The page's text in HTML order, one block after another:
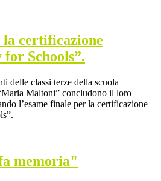
la certificazione
Schools”.
delle classi terze della scuola
Maltoni” concludono il loro
l’esame finale per la certificazione
memoria"